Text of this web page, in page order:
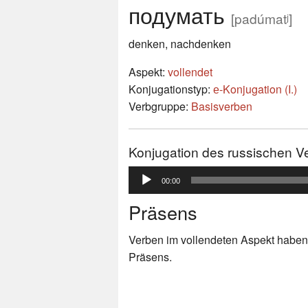
подумать [padúmatʲ]
denken, nachdenken
Aspekt: vollendet
Konjugationstyp: е-Konjugation (I.)
Verbgruppe: Basisverben
Konjugation des russischen
Audio-
Player
00:00
Präsens
Verben im vollendeten Aspekt
Präsens.